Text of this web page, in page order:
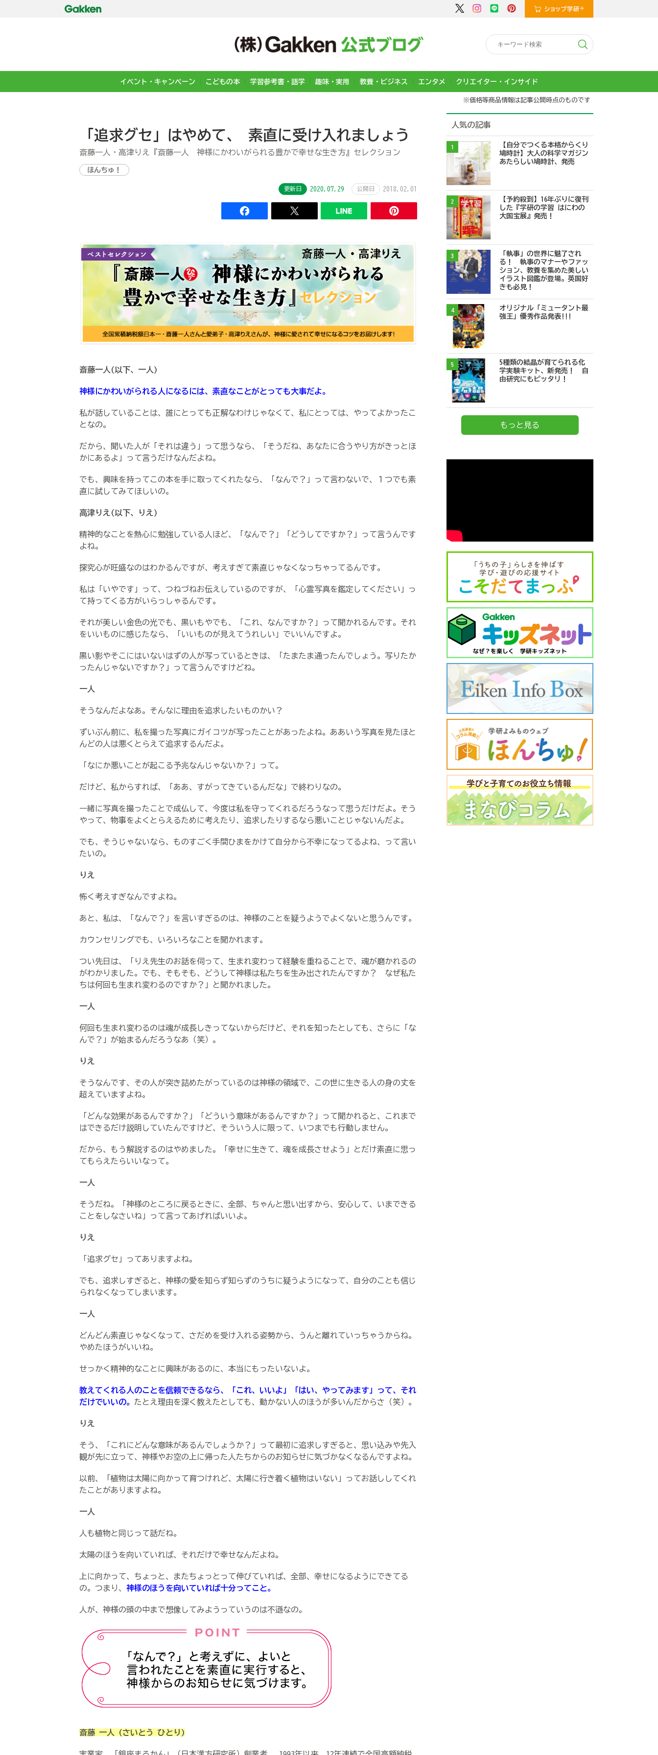
イベント・キャンペーン こどもの本 学習参考書・語学 趣味・実用 教養・ビジネス エンタメ クリエイター・インサイド
※価格等商品情報は記事公開時点のものです
「追求グセ」はやめて、 素直に受け入れましょう
斎藤一人・高津りえ『斎藤一人 神様にかわいがられる豊かで幸せな生き方』セレクション
ほんちゅ！
更新日 2020.07.29 公開日 2018.02.01
斎藤一人(以下、一人)
神様にかわいがられる人になるには、素直なことがとっても大事だよ。
私が話していることは、誰にとっても正解なわけじゃなくて、私にとっては、やってよかったこ
となの。
だから、聞いた人が「それは違う」って思うなら、「そうだね、あなたに合うやり方がきっとほ
かにあるよ」って言うだけなんだよね。
でも、興味を持ってこの本を手に取ってくれたなら、「なんで？」って言わないで、１つでも素
直に試してみてほしいの。
高津りえ(以下、りえ)
精神的なことを熱心に勉強している人ほど、「なんで？」「どうしてですか？」って言うんです
よね。
探究心が旺盛なのはわかるんですが、考えすぎて素直じゃなくなっちゃってるんです。
私は「いやです」って、つねづねお伝えしているのですが、「心霊写真を鑑定してください」っ
て持ってくる方がいらっしゃるんです。
それが美しい金色の光でも、黒いもやでも、「これ、なんですか？」って聞かれるんです。それ
をいいものに感じたなら、「いいものが見えてうれしい」でいいんですよ。
黒い影やそこにはいないはずの人が写っているときは、「たまたま通ったんでしょう。写りたか
ったんじゃないですか？」って言うんですけどね。
一人
そうなんだよなあ。そんなに理由を追求したいものかい？
ずいぶん前に、私を撮った写真にガイコツが写ったことがあったよね。ああいう写真を見たほと
んどの人は悪くとらえて追求するんだよ。
「なにか悪いことが起こる予兆なんじゃないか？」って。
だけど、私からすれば、「ああ、すがってきているんだな」で終わりなの。
一緒に写真を撮ったことで成仏して、今度は私を守ってくれるだろうなって思うだけだよ。そう
やって、物事をよくとらえるために考えたり、追求したりするなら悪いことじゃないんだよ。
でも、そうじゃないなら、ものすごく手間ひまをかけて自分から不幸になってるよね、って言い
たいの。
りえ
怖く考えすぎなんですよね。
あと、私は、「なんで？」を言いすぎるのは、神様のことを疑うようでよくないと思うんです。
カウンセリングでも、いろいろなことを聞かれます。
つい先日は、「りえ先生のお話を伺って、生まれ変わって経験を重ねることで、魂が磨かれるの
がわかりました。でも、そもそも、どうして神様は私たちを生み出されたんですか？ なぜ私た
ちは何回も生まれ変わるのですか？」と聞かれました。
一人
何回も生まれ変わるのは魂が成長しきってないからだけど、それを知ったとしても、さらに「な
んで？」が始まるんだろうなあ（笑）。
りえ
そうなんです、その人が突き詰めたがっているのは神様の領域で、この世に生きる人の身の丈を
超えていますよね。
「どんな効果があるんですか？」「どういう意味があるんですか？」って聞かれると、これまで
はできるだけ説明していたんですけど、そういう人に限って、いつまでも行動しません。
だから、もう解説するのはやめました。「幸せに生きて、魂を成長させよう」とだけ素直に思っ
てもらえたらいいなって。
一人
そうだね。「神様のところに戻るときに、全部、ちゃんと思い出すから、安心して、いまできる
ことをしなさいね」って言ってあげればいいよ。
りえ
「追求グセ」ってありますよね。
でも、追求しすぎると、神様の愛を知らず知らずのうちに疑うようになって、自分のことも信じ
られなくなってしまいます。
一人
どんどん素直じゃなくなって、さだめを受け入れる姿勢から、うんと離れていっちゃうからね。
やめたほうがいいね。
せっかく精神的なことに興味があるのに、本当にもったいないよ。
教えてくれる人のことを信頼できるなら、「これ、いいよ」「はい、やってみます」って、それ
だけでいいの。 たとえ理由を深く教えたとしても、動かない人のほうが多いんだからさ（笑）。
りえ
そう、「これにどんな意味があるんでしょうか？」って最初に追求しすぎると、思い込みや先入
観が先に立って、神様やお空の上に帰った人たちからのお知らせに気づかなくなるんですよね。
以前、「植物は太陽に向かって育つけれど、太陽に行き着く植物はいない」ってお話ししてくれ
たことがありますよね。
一人
人も植物と同じって話だね。
太陽のほうを向いていれば、それだけで幸せなんだよね。
上に向かって、ちょっと、またちょっとって伸びていれば、全部、幸せになるようにできてる
の。つまり、 神様のほうを向いていれば十分ってこと。
人が、神様の頭の中まで想像してみようっていうのは不遜なの。
斎藤 一人 (さいとう ひとり)
人気の記事
1
【自分でつくる本格からくり
鳩時計】大人の科学マガジン
あたらしい鳩時計、発売
2
【予約殺到】16年ぶりに復刊
した『学研の学習 はにわの
大国宝展』発売！
3
「執事」の世界に魅了され
る！ 執事のマナーやファッ
ション、教養を集めた美しい
イラスト図鑑が登場。英国好
きも必見！
4
オリジナル「ミュータント最
強王」優秀作品発表!!!
5
5種類の結晶が育てられる化
学実験キット、新発売！ 自
由研究にもピッタリ！
もっと見る